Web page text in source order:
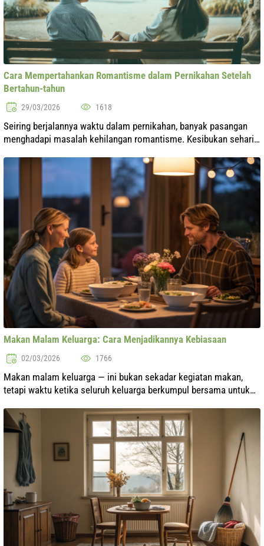
Cara Mempertahankan Romantisme dalam Pernikahan Setelah
Bertahun-tahun
29/03/2026 1618
Seiring berjalannya waktu dalam pernikahan, banyak pasangan
menghadapi masalah kehilangan romantisme. Kesibukan sehari-
mengikat pasangan....
Makan Malam Keluarga: Cara Menjadikannya Kebiasaan
02/03/2026 1766
Makan malam keluarga — ini bukan sekadar kegiatan makan,
tetapi waktu ketika seluruh keluarga berkumpul bersama untuk
ikatan mereka. Di...